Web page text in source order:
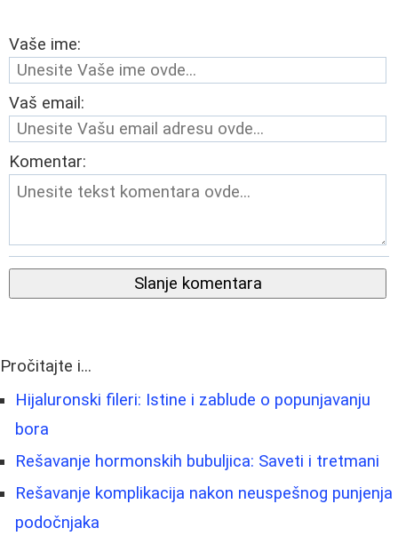
Vaše ime:
Vaš email:
Komentar:
Slanje komentara
Pročitajte i...
Hijaluronski fileri: Istine i zablude o popunjavanju
bora
Rešavanje hormonskih bubuljica: Saveti i tretmani
Rešavanje komplikacija nakon neuspešnog punjenja
podočnjaka